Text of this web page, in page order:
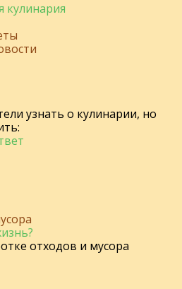
кулинария
узнать о кулинарии, но
отходов и мусора